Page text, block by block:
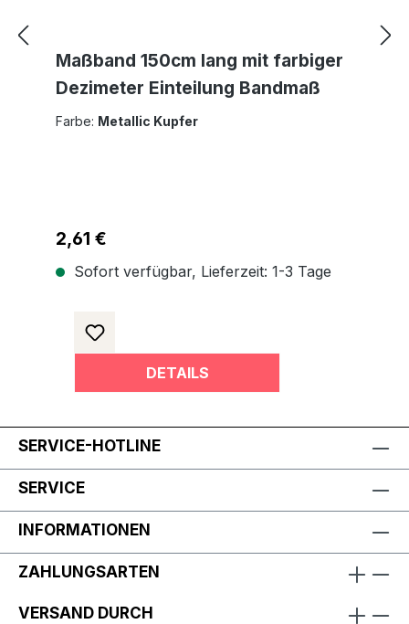
Maßband 150cm lang mit farbiger
Dezimeter Einteilung Bandmaß
Farbe: Metallic Kupfer
Regulärer Preis:
2,61 €
Sofort verfügbar, Lieferzeit: 1-3 Tage
DETAILS
SERVICE-HOTLINE
SERVICE
INFORMATIONEN
ZAHLUNGSARTEN
VERSAND DURCH